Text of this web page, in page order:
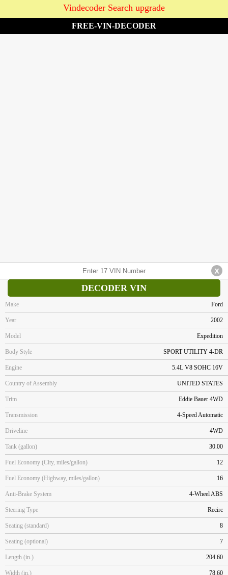
Vindecoder Search upgrade
FREE-VIN-DECODER
DECODER VIN
Make Ford
Year 2002
Model Expedition
Body Style SPORT UTILITY 4-DR
Engine 5.4L V8 SOHC 16V
Country of Assembly UNITED STATES
Trim Eddie Bauer 4WD
Transmission 4-Speed Automatic
Driveline 4WD
Tank (gallon) 30.00
Fuel Economy (City, miles/gallon) 12
Fuel Economy (Highway, miles/gallon) 16
Anti-Brake System 4-Wheel ABS
Steering Type Recirc
Seating (standard) 8
Seating (optional) 7
Length (in.) 204.60
Width (in.) 78.60